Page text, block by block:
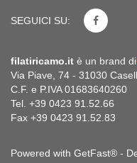
SEGUICI SU:
filatiricamo.it è un brand di
Via Piave, 74 - 31030
C.F. e P.IVA 01683640260
Tel. +39 0423 91.52.66
Fax +39 0423 91.52.83
Powered with GetFast® -